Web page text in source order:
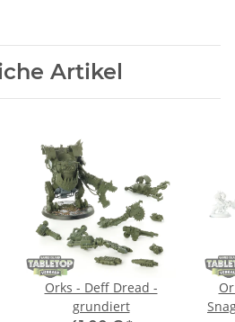
Artikel
Orks - Deff Dread -
grundiert